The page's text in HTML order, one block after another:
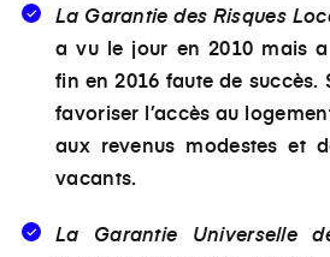
La Garantie des Risques
a vu le jour en 2010 mais
fin en 2016 faute de
favoriser l’accès au
aux revenus modestes et
vacants.
La Garantie Universelle